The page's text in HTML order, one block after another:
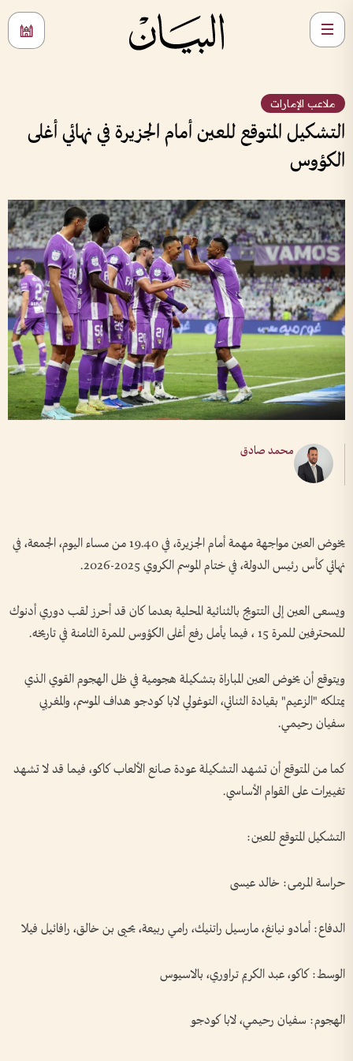
ملاعب الإمارات
التشكيل المتوقع للعين أمام الجزيرة في نهائي أغلى
الكؤوس
محمد صادق
يخوض العين مواجهة مهمة أمام الجزيرة، في 19.40 من مساء اليوم، الجمعة، في
نهائي كأس رئيس الدولة، في ختام الموسم الكروي 2025-2026.
ويسعى العين إلى التتويج بالثنائية المحلية بعدما كان قد أحرز لقب دوري أدنوك
للمحترفين للمرة 15 ، فيما يأمل رفع أغلى الكؤوس للمرة الثامنة في تاريخه.
ويتوقع أن يخوض العين المباراة بتشكيلة هجومية في ظل الهجوم القوي الذي
يمتلكه "الزعيم" بقيادة الثنائي، التوغولي لابا كودجو هداف الموسم، والمغربي
سفيان رحيمي.
كما من المتوقع أن تشهد التشكيلة عودة صانع الألعاب كاكو، فيما قد لا تشهد
تغييرات على القوام الأساسي.
التشكيل المتوقع للعين:
حراسة المرمى: خالد عيسى
الدفاع: أمادو نيانغ، مارسيل راتنيك، رامي ربيعة، يحيى بن خالق، رافائيل فيلا
الوسط: كاكو، عبد الكريم تراوري، بالاسيوس
الهجوم: سفيان رحيمي، لابا كودجو